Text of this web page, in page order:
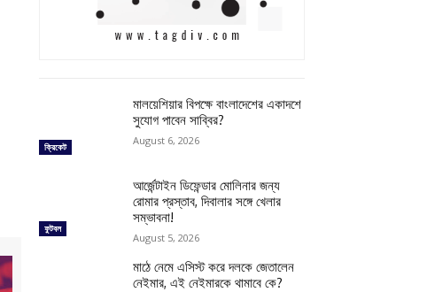
ক্রিকেট
মালয়েশিয়ার বিপক্ষে বাংলাদেশের একাদশে
সুযোগ পাবেন সাব্বির?
August 6, 2026
ফুটবল
আর্জেন্টাইন ডিফেন্ডার মোলিনার জন্য
রোমার প্রস্তাব, দিবালার সঙ্গে খেলার
সম্ভাবনা!
August 5, 2026
মাঠে নেমে এসিস্ট করে দলকে জেতালেন
নেইমার, এই নেইমারকে থামাবে কে?